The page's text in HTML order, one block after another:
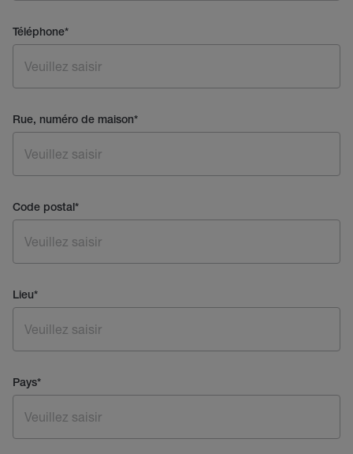
Téléphone*
Rue, numéro de maison*
Code postal*
Lieu*
Pays*